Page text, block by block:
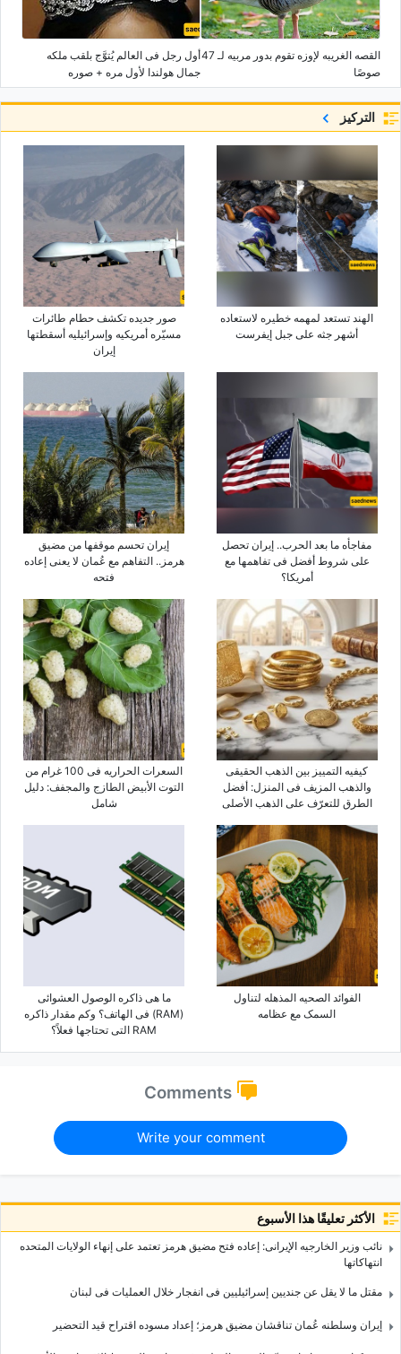
القصه الغریبه لإوزه تقوم بدور مربیه لـ 47
صوصًا
أول رجل فی العالم یُتوَّج بلقب ملکه
جمال هولندا لأول مره + صوره
التركيز
الهند تستعد لمهمه خطیره لاستعاده
أشهر جثه على جبل إیفرست
صور جدیده تکشف حطام طائرات
مسیّره أمریکیه وإسرائیلیه أسقطتها
إیران
مفاجأه ما بعد الحرب.. إیران تحصل
على شروط أفضل فی تفاهمها مع
أمریکا؟
إیران تحسم موقفها من مضیق
هرمز.. التفاهم مع عُمان لا یعنی إعاده
فتحه
کیفیه التمییز بین الذهب الحقیقی
والذهب المزیف فی المنزل: أفضل
الطرق للتعرّف على الذهب الأصلی
السعرات الحراریه فی 100 غرام من
التوت الأبیض الطازج والمجفف: دلیل
شامل
الفوائد الصحیه المذهله لتناول
السمک مع عظامه
ما هی ذاکره الوصول العشوائی
(RAM) فی الهاتف؟ وکم مقدار ذاکره
RAM التی تحتاجها فعلاً؟
Comments
Write your comment
الأكثر تعليقًا هذا الأسبوع
نائب وزیر الخارجیه الإیرانی: إعاده فتح مضیق هرمز تعتمد على إنهاء الولایات المتحده
انتهاکاتها
مقتل ما لا یقل عن جندیین إسرائیلیین فی انفجار خلال العملیات فی لبنان
إیران وسلطنه عُمان تناقشان مضیق هرمز؛ إعداد مسوده اقتراح قید التحضیر